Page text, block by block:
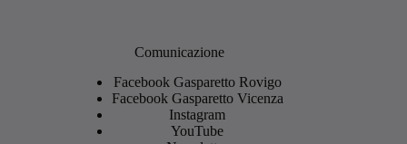
Comunicazione
Facebook Gasparetto Rovigo
Facebook Gasparetto Vicenza
Instagram
YouTube